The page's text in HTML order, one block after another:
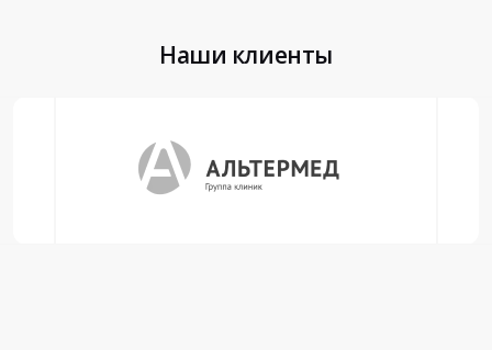
Наши клиенты